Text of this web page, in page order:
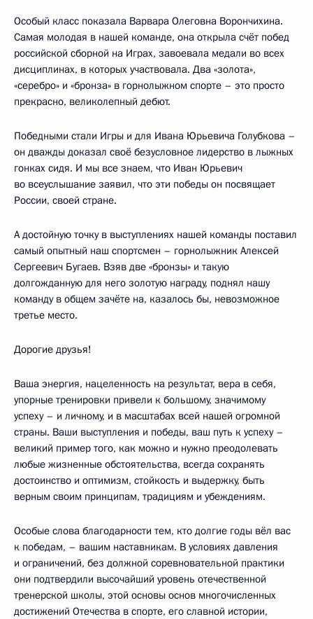
Особый класс показала Варвара Олеговна Ворончихина.
Самая молодая в нашей команде, она открыла счёт побед
российской сборной на Играх, завоевала медали во всех
дисциплинах, в которых участвовала. Два «золота»,
«серебро» и «бронза» в горнолыжном спорте – это просто
прекрасно, великолепный дебют.
Победными стали Игры и для Ивана Юрьевича Голубкова –
он дважды доказал своё безусловное лидерство в лыжных
гонках сидя. И мы все знаем, что Иван Юрьевич
во всеуслышание заявил, что эти победы он посвящает
России, своей стране.
А достойную точку в выступлениях нашей команды поставил
самый опытный наш спортсмен – горнолыжник Алексей
Сергеевич Бугаев. Взяв две «бронзы» и такую
долгожданную для него золотую награду, поднял нашу
команду в общем зачёте на, казалось бы, невозможное
третье место.
Дорогие друзья!
Ваша энергия, нацеленность на результат, вера в себя,
упорные тренировки привели к большому, значимому
успеху – и личному, и в масштабах всей нашей огромной
страны. Ваши выступления и победы, ваш путь к успеху –
великий пример того, как можно и нужно преодолевать
любые жизненные обстоятельства, всегда сохранять
достоинство и оптимизм, стойкость и выдержку, быть
верным своим принципам, традициям и убеждениям.
Особые слова благодарности тем, кто долгие годы вёл вас
к победам, – вашим наставникам. В условиях давления
и ограничений, без должной соревновательной практики
они подтвердили высочайший уровень отечественной
тренерской школы, этой основы основ многочисленных
достижений Отечества в спорте, его славной истории,